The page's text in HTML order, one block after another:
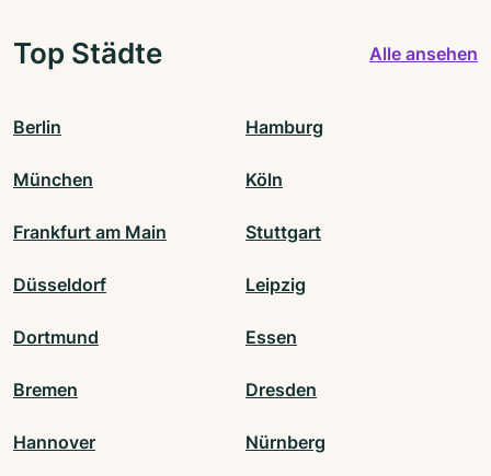
Top Städte Alle ansehen
Berlin Hamburg
München Köln
Frankfurt am Main Stuttgart
Düsseldorf Leipzig
Dortmund Essen
Bremen Dresden
Hannover Nürnberg